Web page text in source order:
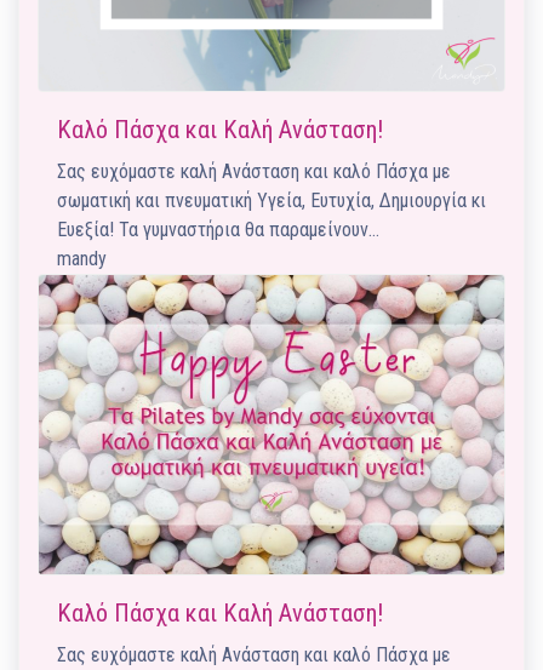
Καλό Πάσχα και Καλή Ανάσταση!
Σας ευχόμαστε καλή Ανάσταση και καλό Πάσχα με
σωματική και πνευματική Υγεία, Ευτυχία, Δημιουργία κι
Ευεξία! Τα γυμναστήρια θα παραμείνουν…
mandy
Καλό Πάσχα και Καλή Ανάσταση!
Σας ευχόμαστε καλή Ανάσταση και καλό Πάσχα με